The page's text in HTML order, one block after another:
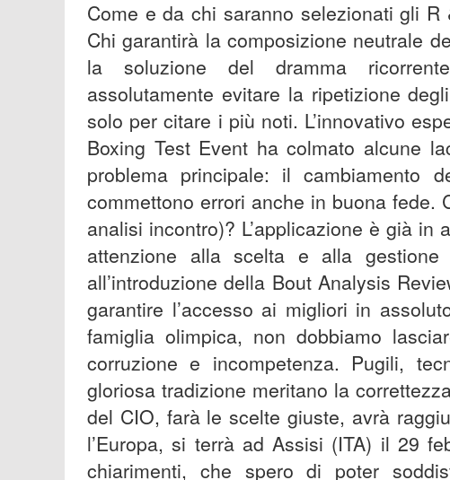
Come e da chi saranno selezionati gli
Chi garantirà la composizione neutrale
la soluzione del dramma
assolutamente evitare la ripetizione
solo per citare i più noti. L’innovativo
Boxing Test Event ha colmato alcune
problema principale: il cambiamento
commettono errori anche in buona fede.
analisi incontro)? L’applicazione è già
attenzione alla scelta e alla
all’introduzione della Bout Analysis
garantire l’accesso ai migliori in
famiglia olimpica, non dobbiamo
corruzione e incompetenza. Pugili,
gloriosa tradizione meritano la
del CIO, farà le scelte giuste, avrà
l’Europa, si terrà ad Assisi (ITA) il 29
chiarimenti, che spero di poter